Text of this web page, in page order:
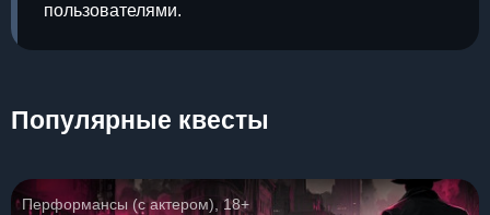
пользователями.
Популярные квесты
Перформансы (с актером), 18+